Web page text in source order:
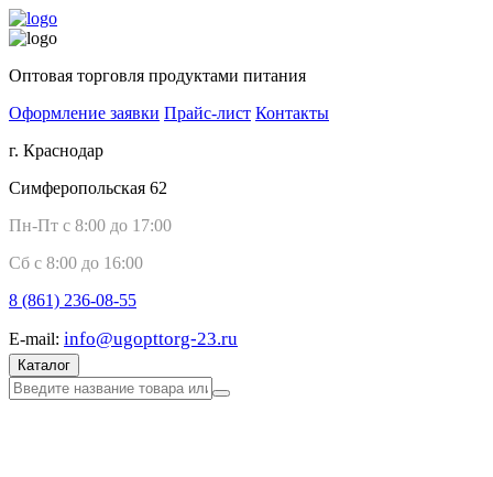
Оптовая торговля продуктами питания
Оформление заявки Прайс-лист Контакты
г. Краснодар
Симферопольская 62
Пн-Пт с 8:00 до 17:00
Сб с 8:00 до 16:00
8 (861) 236-08-55
E-mail: info@ugopttorg-23.ru
Каталог